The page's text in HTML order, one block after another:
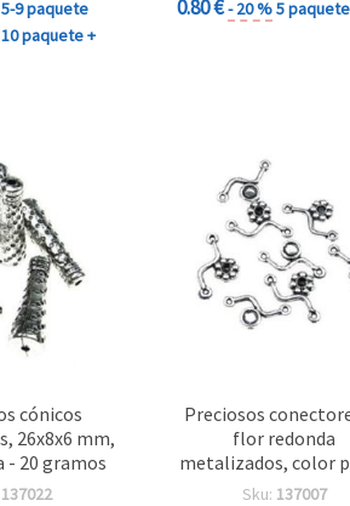
5-9 paquete
10 paquete +
0.80 €- 20 %5
cónicos
26x8x6 mm,
20 gramos
137022
Preciosos
flor redonda
metalizados, color
18 mm, 2 agujeros –
Sku: 137007